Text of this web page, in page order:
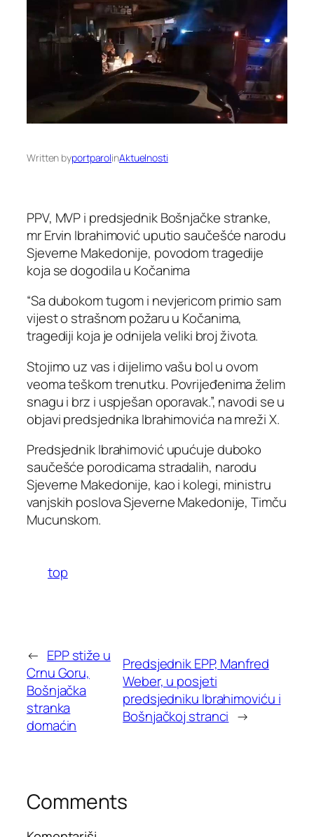
Written byportparolinAktuelnosti
PPV, MVP i predsjednik Bošnjačke stranke,
mr Ervin Ibrahimović uputio saučešće narodu
Sjeverne Makedonije, povodom tragedije
koja se dogodila u Kočanima
“Sa dubokom tugom i nevjericom primio sam
vijest o strašnom požaru u Kočanima,
tragediji koja je odnijela veliki broj života.
Stojimo uz vas i dijelimo vašu bol u ovom
veoma teškom trenutku. Povrijeđenima želim
snagu i brz i uspješan oporavak.”, navodi se u
objavi predsjednika Ibrahimovića na mreži X.
Predsjednik Ibrahimović upućuje duboko
saučešće porodicama stradalih, narodu
Sjeverne Makedonije, kao i kolegi, ministru
vanjskih poslova Sjeverne Makedonije, Timču
Mucunskom.
top
← EPP stiže u
Crnu Goru,
Bošnjačka
stranka
domaćin
Predsjednik EPP, Manfred
Weber, u posjeti
predsjedniku Ibrahimoviću i
Bošnjačkoj stranci →
Comments